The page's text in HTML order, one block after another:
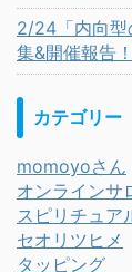
2/24「内向型
集&開催報告！
カテゴリー
momoyoさん
オンラインサ
スピリチュア
セオリツヒメ
タッピング